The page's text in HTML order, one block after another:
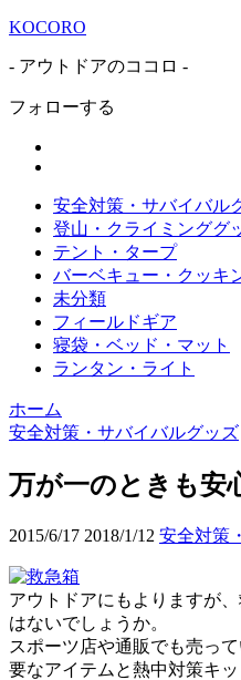
KOCORO
- アウトドアのココロ -
フォローする
安全対策・サバイバル
登山・クライミンググ
テント・タープ
バーベキュー・クッキ
未分類
フィールドギア
寝袋・ベッド・マット
ランタン・ライト
ホーム
安全対策・サバイバルグッズ
万が一のときも安
2015/6/17 2018/1/12 安全対策
アウトドアにもよりますが
はないでしょうか。
スポーツ店や通販でも売っ
要なアイテムと熱中対策キ